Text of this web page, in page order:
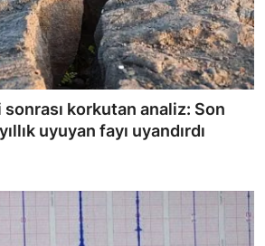
korkutan analiz: Son
uyuyan fayı uyandırdı